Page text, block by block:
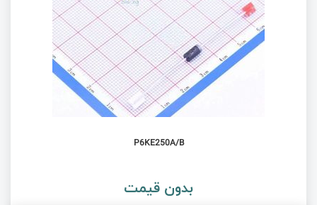
P6KE250A/B
بدون قیمت